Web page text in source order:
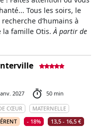
Tous les soirs, le
d’humains à
la famille Otis.À partir de
2027
50 min
CŒUR
MATERNELLE
- 18% 13,5 - 16,5 €